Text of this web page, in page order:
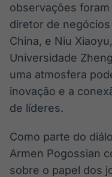
observações
diretor de
China, e Niu
Universidade
uma atmosfera
inovação e a
de líderes.
Como parte do
Armen Pogossian
sobre o papel dos